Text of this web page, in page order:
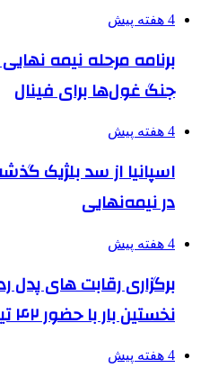
4 هفته پیش
برنامه مرحله نیمه
جنگ غول‌ها برای فینال
4 هفته پیش
اسپانیا از سد بلژیک
در نیمه‌نهایی
4 هفته پیش
برگزاری رقابت های
نخستین بار با حضور ۴۲ تیم
4 هفته پیش